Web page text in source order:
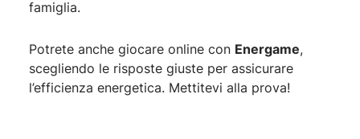
famiglia.
Potrete anche giocare online con Energame,
scegliendo le risposte giuste per assicurare
l’efficienza energetica. Mettitevi alla prova!